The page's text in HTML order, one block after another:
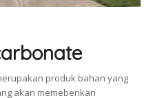
produk bahan yang
akan memeberikan